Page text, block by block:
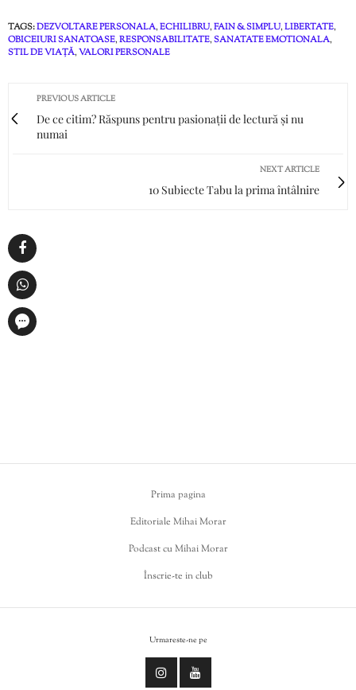
TAGS:DEZVOLTARE PERSONALA,ECHILIBRU,FAIN & SIMPLU,LIBERTATE,
OBICEIURI SANATOASE,RESPONSABILITATE,SANATATE EMOTIONALA,
STIL DE VIAȚĂ,VALORI PERSONALE
PREVIOUS ARTICLE
De ce citim? Răspuns pentru pasionații de lectură și nu
numai
NEXT ARTICLE
10 Subiecte Tabu la prima întâlnire
Prima pagina
Editoriale Mihai Morar
Podcast cu Mihai Morar
Înscrie-te in club
Urmareste-ne pe